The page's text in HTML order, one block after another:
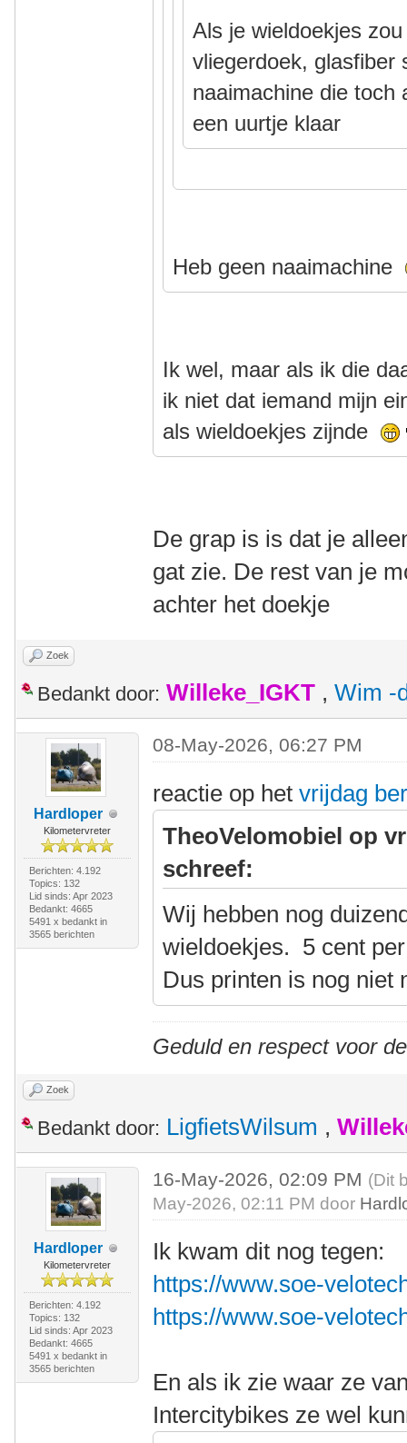
Als je wieldoekjes
vliegerdoek, glasfiber
naaimachine die toch
een uurtje klaar
Heb geen naaimachine
Ik wel, maar als ik die
ik niet dat iemand mijn
als wieldoekjes zijnde
De grap is is dat je
gat zie. De rest van je
achter het doekje
Zoek
Bedankt door: Willeke_IGKT , Wim -
Hardloper
Kilometervreter
Berichten: 4.192
Topics: 132
Lid sinds: Apr 2023
Bedankt: 4665
5491 x bedankt in
3565 berichten
08-May-2026, 06:27 PM
reactie op hetvrijdag
TheoVelomobiel op
schreef:
Wij hebben nog
wieldoekjes. 5 cent
Dus printen is nog niet
Geduld en respect voor
Zoek
Bedankt door: LigfietsWilsum ,
Hardloper
Kilometervreter
Berichten: 4.192
Topics: 132
Lid sinds: Apr 2023
Bedankt: 4665
5491 x bedankt in
3565 berichten
16-May-2026, 02:09 PM (Dit
May-2026, 02:11 PM door
Ik kwam dit nog tegen:
https://www.soe-
https://www.soe-
En als ik zie waar ze
Intercitybikes ze wel